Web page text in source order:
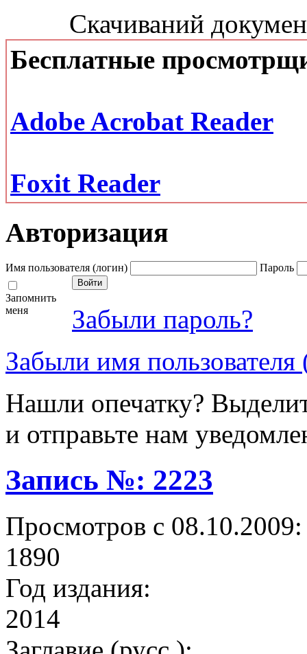
Скачиваний
Бесплатные
Adobe Acrobat Reader
Foxit Reader
Авторизация
Имя пользователя (логин) Пароль
Запомнить
меня
Забыли пароль?
Забыли имя пользователя
Нашли опечатку?
и отправьте нам
Запись №: 2223
Просмотров с 08.10.2009:
1890
Год издания:
2014